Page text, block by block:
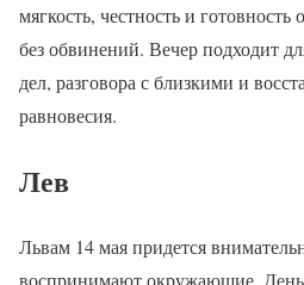
мягкость, честность и готовность
без обвинений. Вечер подходит
дел, разговора с близкими и
равновесия.
Лев
Львам 14 мая придется
воспринимают окружающие.